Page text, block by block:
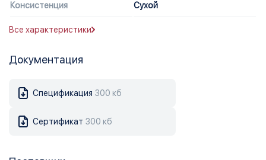
Консистенция Сухой
Все характеристики
Документация
Спецификация 300 кб
Сертификат 300 кб